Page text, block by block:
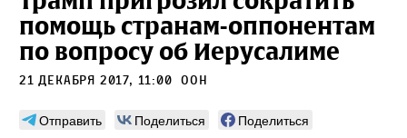
помощь странам-оппонентам
по вопросу об Иерусалиме
21 декабря 2017, 11:00 ООН
Отправить Поделиться
Поделиться